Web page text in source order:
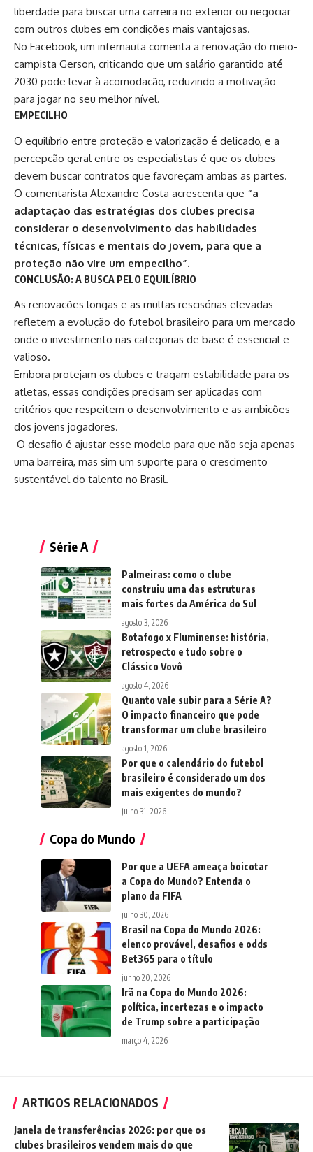
liberdade para buscar uma carreira no exterior ou negociar
com outros clubes em condições mais vantajosas.
No Facebook, um internauta comenta a renovação do meio-
campista Gerson, criticando que um salário garantido até
2030 pode levar à acomodação, reduzindo a motivação
para jogar no seu melhor nível.​
EMPECILHO
O equilíbrio entre proteção e valorização é delicado, e a
percepção geral entre os especialistas é que os clubes
devem buscar contratos que favoreçam ambas as partes.
O comentarista Alexandre Costa acrescenta que “a
adaptação das estratégias dos clubes precisa
considerar o desenvolvimento das habilidades
técnicas, físicas e mentais do jovem, para que a
proteção não vire um empecilho”.​
CONCLUSÃO: A BUSCA PELO EQUILÍBRIO
As renovações longas e as multas rescisórias elevadas
refletem a evolução do futebol brasileiro para um mercado
onde o investimento nas categorias de base é essencial e
valioso.
Embora protejam os clubes e tragam estabilidade para os
atletas, essas condições precisam ser aplicadas com
critérios que respeitem o desenvolvimento e as ambições
dos jovens jogadores.
O desafio é ajustar esse modelo para que não seja apenas
uma barreira, mas sim um suporte para o crescimento
sustentável do talento no Brasil.
Série A
Palmeiras: como o clube
construiu uma das estruturas
mais fortes da América do Sul
agosto 3, 2026
Botafogo x Fluminense: história,
retrospecto e tudo sobre o
Clássico Vovô
agosto 4, 2026
Quanto vale subir para a Série A?
O impacto financeiro que pode
transformar um clube brasileiro
agosto 1, 2026
Por que o calendário do futebol
brasileiro é considerado um dos
mais exigentes do mundo?
julho 31, 2026
Copa do Mundo
Por que a UEFA ameaça boicotar
a Copa do Mundo? Entenda o
plano da FIFA
julho 30, 2026
Brasil na Copa do Mundo 2026:
elenco provável, desafios e odds
Bet365 para o título
junho 20, 2026
Irã na Copa do Mundo 2026:
política, incertezas e o impacto
de Trump sobre a participação
março 4, 2026
ARTIGOS RELACIONADOS
Janela de transferências 2026: por que os
clubes brasileiros vendem mais do que